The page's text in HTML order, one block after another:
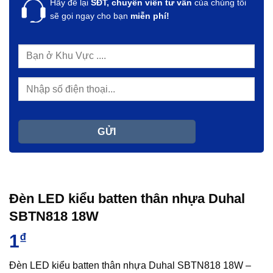
Hãy để lại SĐT, chuyên viên tư vấn của chúng tôi
sẽ gọi ngay cho bạn miễn phí!
Đèn LED kiểu batten thân nhựa Duhal
SBTN818 18W
1₫
Đèn LED kiểu batten thân nhựa Duhal SBTN818 18W –